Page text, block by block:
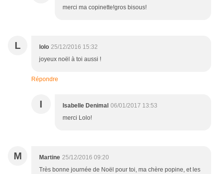
merci ma copinette!gros bisous!
L lolo 25/12/2016 15:32
joyeux noël à toi aussi !
Répondre
I Isabelle Denimal 06/01/2017 13:53
merci Lolo!
M Martine 25/12/2016 09:20
Très bonne journée de Noël pour toi, ma chère popine, et les